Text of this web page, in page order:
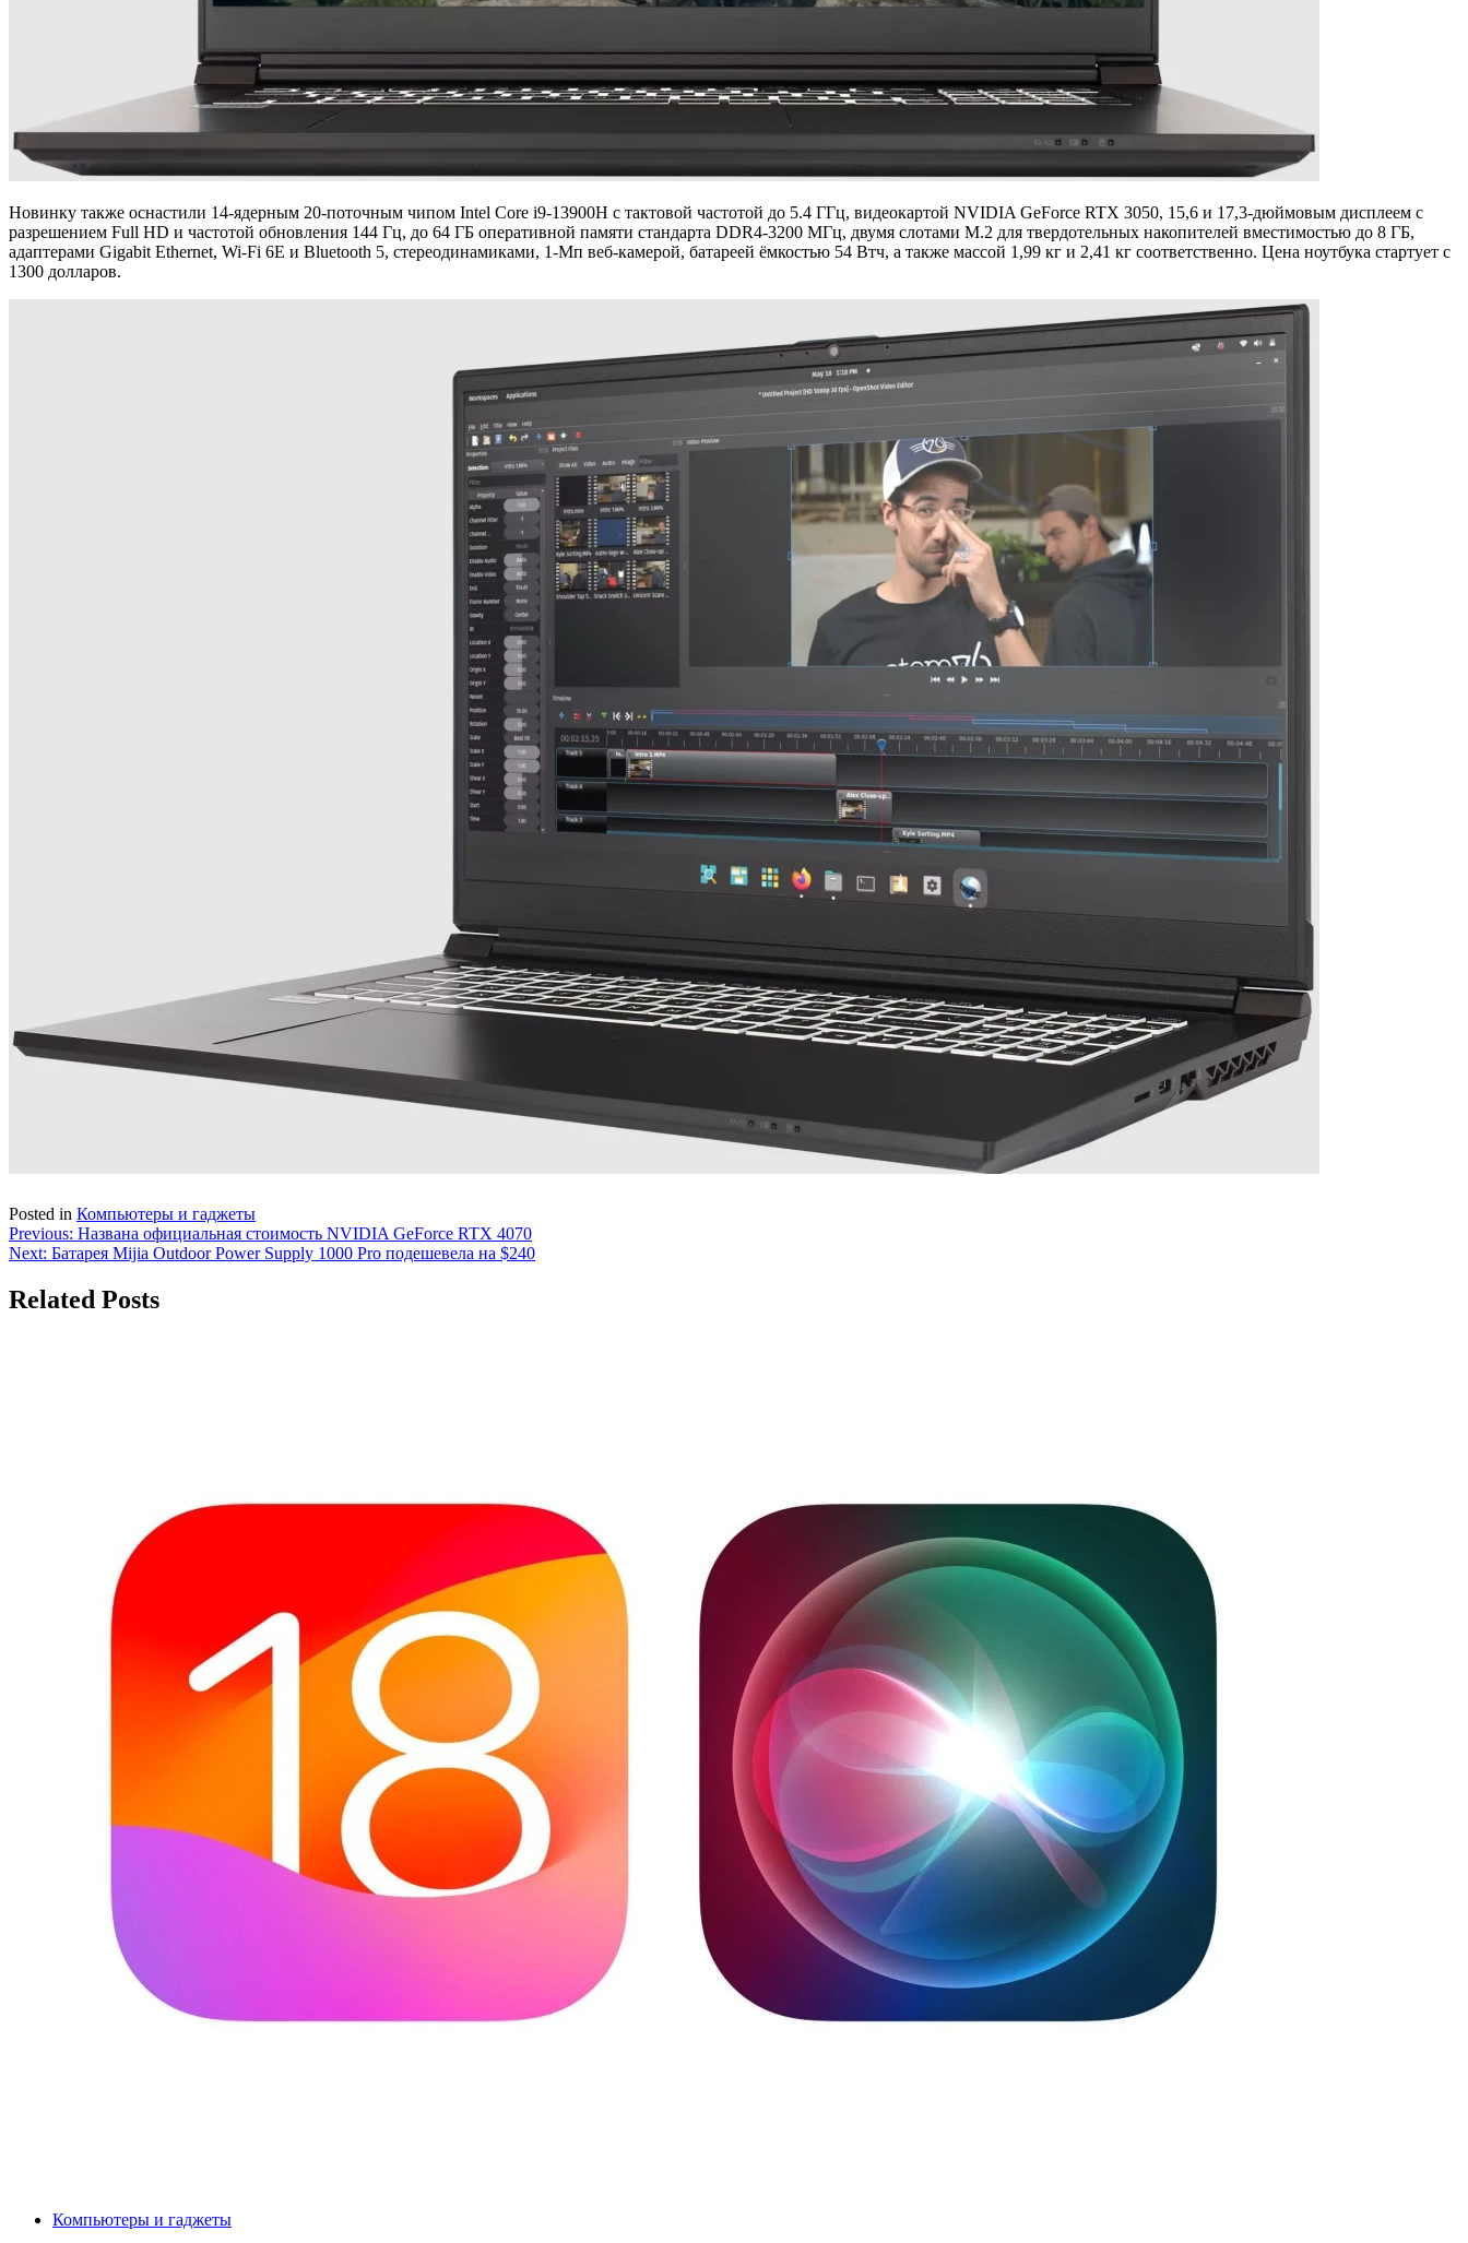
Новинку также оснастили 14-ядерным 20-поточным чипом Intel Core i9-13900H с тактовой частотой до 5.4 ГГц, видеокартой NVIDIA GeForce RTX 3050, 15,6 и 17,3-дюймовым дисплеем с
разрешением Full HD и частотой обновления 144 Гц, до 64 ГБ оперативной памяти стандарта DDR4-3200 МГц, двумя слотами M.2 для твердотельных накопителей вместимостью до 8 ГБ,
адаптерами Gigabit Ethernet, Wi-Fi 6E и Bluetooth 5, стереодинамиками, 1-Мп веб-камерой, батареей ёмкостью 54 Втч, а также массой 1,99 кг и 2,41 кг соответственно. Цена ноутбука стартует с
1300 долларов.
Posted in Компьютеры и гаджеты
Навигация
по
записям
Previous: Названа официальная стоимость NVIDIA GeForce RTX 4070
Next: Батарея Mijia Outdoor Power Supply 1000 Pro подешевела на $240
Related Posts
Компьютеры и гаджеты